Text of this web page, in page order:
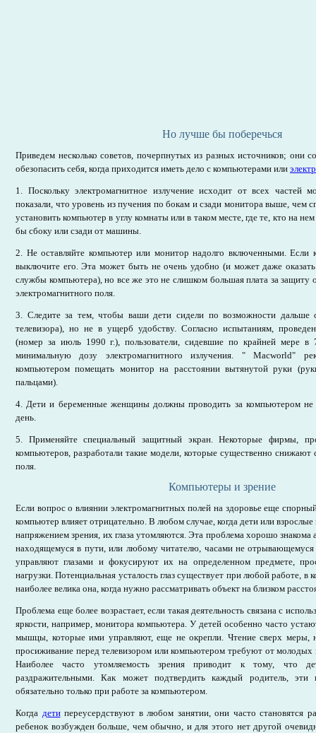
Но лучше бы поберечься
Приведем несколько советов, почерпнутых из разных источников; они
обезопасить себя, когда приходится иметь дело с компьютерами или
1. Поскольку электромагнитное излучение исходит от всех частей
показали, что уровень из пучения по бокам и сзади монитора выше, чем
установить компьютер в углу комнаты или в таком месте, где те, кто на
бы сбоку или сзади от машины.
2. Не оставляйте компьютер или монитор надолго включенными. Если
выключите его. Эта может быть не очень удобно (и может даже оказать
службы компьютера), но все же это не слишком большая плата за защиту
электромагнитного поля.
3. Следите за тем, чтобы ваши дети сидели по возможности дальше
телевизора), но не в ущерб удобству. Согласно испытаниям,
(номер за июль 1990 г.), пользователи, сидевшие по крайней мере в
минимальную дозу электромагнитного излучения. " Macworld"
компьютером помещать монитор на расстоянии вытянутой руки
пальцами).
4. Дети и беременные женщины должны проводить за компьютером не
день.
5. Применяйте специальный защитный экран. Некоторые фирмы,
компьютеров, разработали такие модели, которые существенно
поля.
Компьютеры и зрение
Если вопрос о влиянии электромагнитных полей на здоровье еще
компьютер влияет отрицательно. В любом случае, когда дети или
напряжением зрения, их глаза утомляются. Эта проблема хорошо знакома
находящемуся в пути, или любому читателю, часами не
управляют глазами и фокусируют их на определенном предмете,
нагрузки. Потенциальная усталость глаз существует при любой работе, в
наиболее велика она, когда нужно рассматривать объект на близком
Проблема еще более возрастает, если такая деятельность связана с
яркости, например, монитора компьютера. У детей особенно часто
мышцы, которые ими управляют, еще не окрепли. Чтение сверх меры,
просиживание перед телевизором или компьютером требуют от молодых
Наиболее часто утомляемость зрения приводит к тому, что
раздражительными. Как может подтвердить каждый родитель, эти
обязательно только при работе за компьютером.
Когда детипереусердствуют в любом занятии, они часто становятся
ребенок возбужден больше, чем обычно, и для этого нет другой